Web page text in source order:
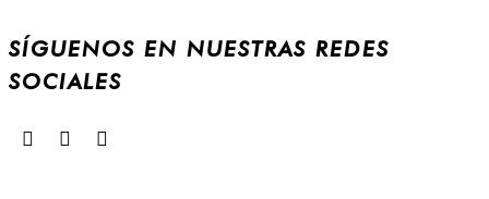
SÍGUENOS EN NUESTRAS REDES
SOCIALES